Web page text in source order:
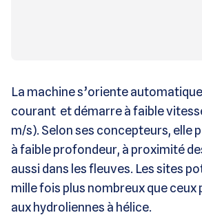
La machine s’oriente
courant et démarre à faible
m/s). Selon ses concepteurs, elle
à faible profondeur, à proximité
aussi dans les fleuves. Les sites
mille fois plus nombreux que
aux hydroliennes à hélice.